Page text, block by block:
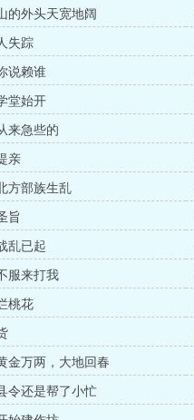
的外头天宽地阔
失踪
说赖谁
堂始开
来急些的
亲
方部族生乱
旨
乱已起
服来打我
桃花
金万两，大地回春
令还是帮了小忙